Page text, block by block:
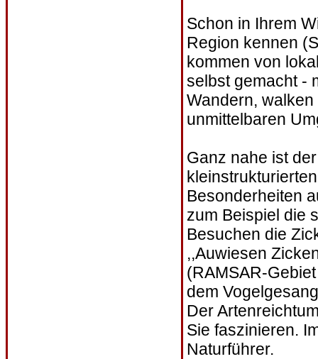
Schon in Ihrem
Region kennen
kommen von
selbst gemacht -
Wandern,
unmittelbaren
Ganz nahe ist
Besonderheiten
zum Beispiel die
Besuchen die
,,Auwiesen
(RAMSAR-
dem
Der
Sie faszinieren.
Naturführer.